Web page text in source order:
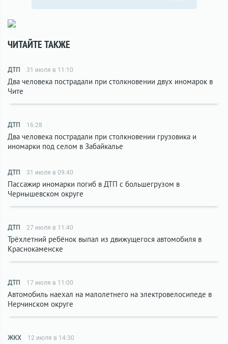
ЧИТАЙТЕ ТАКЖЕ
ДТП 31 июля в 11:10
Два человека пострадали при столкновении двух иномарок в
Чите
ДТП 16:28
Два человека пострадали при столкновении грузовика и
иномарки под селом в Забайкалье
ДТП 31 июля в 09:40
Пассажир иномарки погиб в ДТП с большегрузом в
Чернышевском округе
ДТП 27 июля в 11:40
Трёхлетний ребёнок выпал из движущегося автомобиля в
Краснокаменске
ДТП 17 июля в 11:00
Автомобиль наехал на малолетнего на электровелосипеде в
Нерчинском округе
ЖКХ 12 июля в 14:30